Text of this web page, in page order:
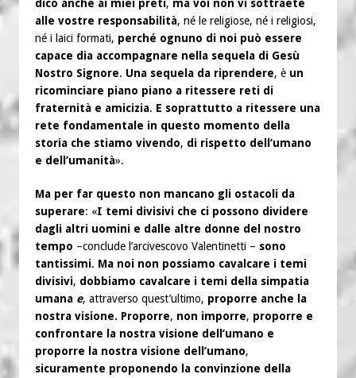
dico anche ai miei preti, ma voi non vi sottraete
alle vostre responsabilità, né le religiose, né i religiosi,
né i laici formati, perché ognuno di noi può essere
capace dia accompagnare nella sequela di Gesù
Nostro Signore. Una sequela da riprendere, è un
ricominciare piano piano a ritessere reti di
fraternità e amicizia. E soprattutto a ritessere una
rete fondamentale in questo momento della
storia che stiamo vivendo, di rispetto dell’umano
e dell’umanità».
Ma per far questo non mancano gli ostacoli da
superare: «I temi divisivi che ci possono dividere
dagli altri uomini e dalle altre donne del nostro
tempo –conclude l’arcivescovo Valentinetti – sono
tantissimi. Ma noi non possiamo cavalcare i temi
divisivi, dobbiamo cavalcare i temi della simpatia
umana e, attraverso quest’ultimo, proporre anche la
nostra visione. Proporre, non imporre, proporre e
confrontare la nostra visione dell’umano e
proporre la nostra visione dell’umano,
sicuramente proponendo la convinzione della